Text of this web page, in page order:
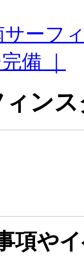
サーフ
備 ｜
ン
項や